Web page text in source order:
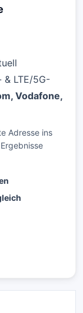
& LTE/5G-
Vodafone,
Adresse ins